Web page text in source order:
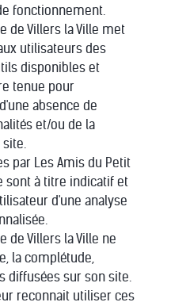
fonctionnement.
de Villers la Ville met
utilisateurs des
disponibles et
tenue pour
absence de
et/ou de la
par Les Amis du Petit
sont à titre indicatif et
d'une analyse
de Villers la Ville ne
la complétude,
diffusées sur son site.
reconnait utiliser ces